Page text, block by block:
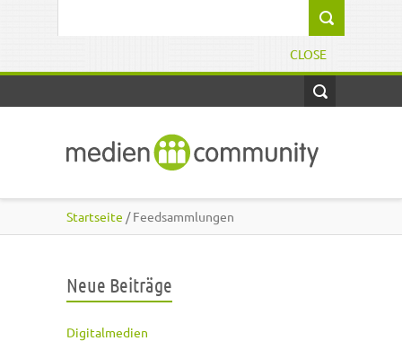
CLOSE
Startseite / Feedsammlungen
Neue Beiträge
Digitalmedien